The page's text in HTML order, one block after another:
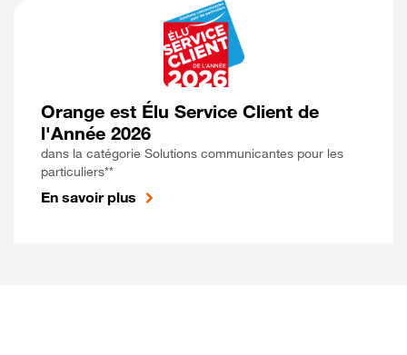
Orange est Élu Service Client de
l'Année 2026
dans la catégorie Solutions communicantes pour les
particuliers**
En savoir plus